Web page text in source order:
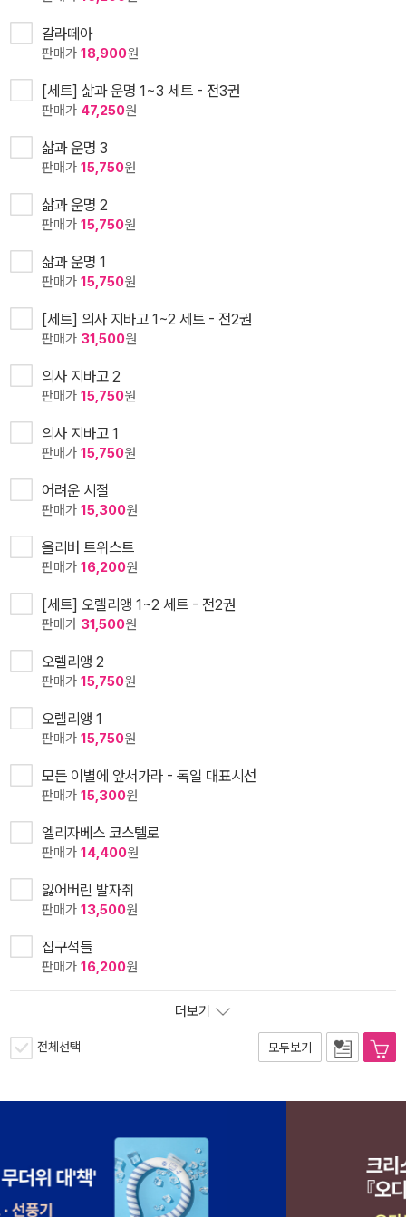
갈라떼아
판매가 18,900원
[세트] 삶과 운명 1~3 세트 - 전3권
판매가 47,250원
삶과 운명 3
판매가 15,750원
삶과 운명 2
판매가 15,750원
삶과 운명 1
판매가 15,750원
[세트] 의사 지바고 1~2 세트 - 전2권
판매가 31,500원
의사 지바고 2
판매가 15,750원
의사 지바고 1
판매가 15,750원
어려운 시절
판매가 15,300원
올리버 트위스트
판매가 16,200원
[세트] 오렐리앵 1~2 세트 - 전2권
판매가 31,500원
오렐리앵 2
판매가 15,750원
오렐리앵 1
판매가 15,750원
모든 이별에 앞서가라 - 독일 대표시선
판매가 15,300원
엘리자베스 코스텔로
판매가 14,400원
잃어버린 발자취
판매가 13,500원
집구석들
판매가 16,200원
더보기
전체선택 모두보기